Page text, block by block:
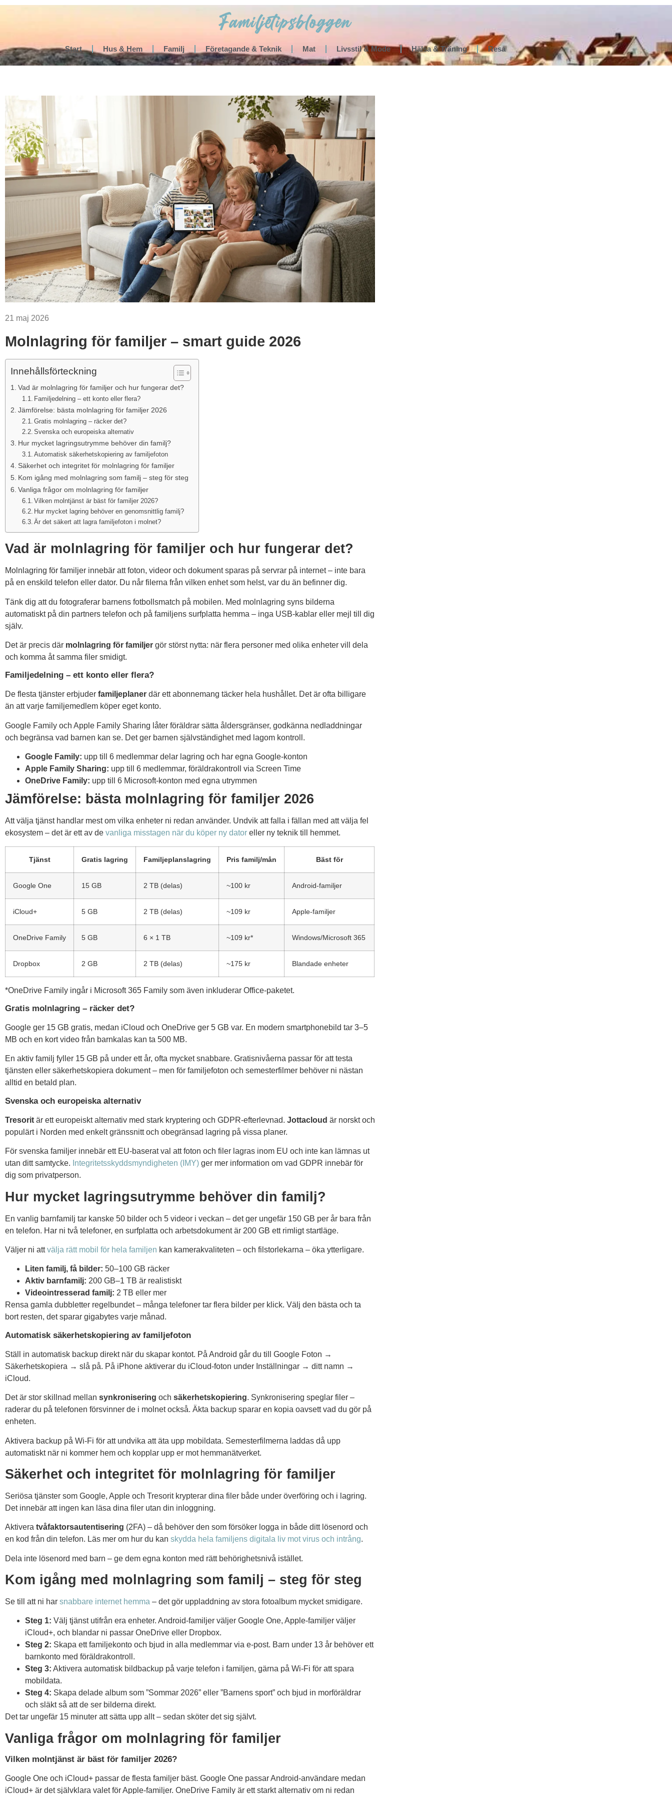
Start Hus & Hem Familj Företagande & Teknik Mat Livsstil & Mode Hälsa & Träning Resa
21 maj 2026
Molnlagring för familjer – smart guide 2026
Innehållsförteckning
Vad är molnlagring för familjer och hur fungerar det?
Familjedelning – ett konto eller flera?
Jämförelse: bästa molnlagring för familjer 2026
Gratis molnlagring – räcker det?
Svenska och europeiska alternativ
Hur mycket lagringsutrymme behöver din familj?
Automatisk säkerhetskopiering av familjefoton
Säkerhet och integritet för molnlagring för familjer
Kom igång med molnlagring som familj – steg för steg
Vanliga frågor om molnlagring för familjer
Vilken molntjänst är bäst för familjer 2026?
Hur mycket lagring behöver en genomsnittlig familj?
Är det säkert att lagra familjefoton i molnet?
Vad är molnlagring för familjer och hur fungerar det?
Molnlagring för familjer innebär att foton, videor och dokument sparas på servrar på internet – inte bara
på en enskild telefon eller dator. Du når filerna från vilken enhet som helst, var du än befinner dig.
Tänk dig att du fotograferar barnens fotbollsmatch på mobilen. Med molnlagring syns bilderna
automatiskt på din partners telefon och på familjens surfplatta hemma – inga USB-kablar eller mejl till dig
själv.
Det är precis där molnlagring för familjer gör störst nytta: när flera personer med olika enheter vill dela
och komma åt samma filer smidigt.
Familjedelning – ett konto eller flera?
De flesta tjänster erbjuder familjeplaner där ett abonnemang täcker hela hushållet. Det är ofta billigare
än att varje familjemedlem köper eget konto.
Google Family och Apple Family Sharing låter föräldrar sätta åldersgränser, godkänna nedladdningar
och begränsa vad barnen kan se. Det ger barnen självständighet med lagom kontroll.
Google Family: upp till 6 medlemmar delar lagring och har egna Google-konton
Apple Family Sharing: upp till 6 medlemmar, föräldrakontroll via Screen Time
OneDrive Family: upp till 6 Microsoft-konton med egna utrymmen
Jämförelse: bästa molnlagring för familjer 2026
Att välja tjänst handlar mest om vilka enheter ni redan använder. Undvik att falla i fällan med att välja fel
ekosystem – det är ett av de vanliga misstagen när du köper ny dator eller ny teknik till hemmet.
Tjänst Gratis lagring Familjeplanslagring Pris familj/mån Bäst för
Google One 15 GB 2 TB (delas) ~100 kr Android-familjer
iCloud+ 5 GB 2 TB (delas) ~109 kr Apple-familjer
OneDrive Family 5 GB 6 × 1 TB ~109 kr* Windows/Microsoft 365
Dropbox 2 GB 2 TB (delas) ~175 kr Blandade enheter
*OneDrive Family ingår i Microsoft 365 Family som även inkluderar Office-paketet.
Gratis molnlagring – räcker det?
Google ger 15 GB gratis, medan iCloud och OneDrive ger 5 GB var. En modern smartphonebild tar 3–5
MB och en kort video från barnkalas kan ta 500 MB.
En aktiv familj fyller 15 GB på under ett år, ofta mycket snabbare. Gratisnivåerna passar för att testa
tjänsten eller säkerhetskopiera dokument – men för familjefoton och semesterfilmer behöver ni nästan
alltid en betald plan.
Svenska och europeiska alternativ
Tresorit är ett europeiskt alternativ med stark kryptering och GDPR-efterlevnad. Jottacloud är norskt och
populärt i Norden med enkelt gränssnitt och obegränsad lagring på vissa planer.
För svenska familjer innebär ett EU-baserat val att foton och filer lagras inom EU och inte kan lämnas ut
utan ditt samtycke. Integritetsskyddsmyndigheten (IMY) ger mer information om vad GDPR innebär för
dig som privatperson.
Hur mycket lagringsutrymme behöver din familj?
En vanlig barnfamilj tar kanske 50 bilder och 5 videor i veckan – det ger ungefär 150 GB per år bara från
en telefon. Har ni två telefoner, en surfplatta och arbetsdokument är 200 GB ett rimligt startläge.
Väljer ni attvälja rätt mobil för hela familjen kan kamerakvaliteten – och filstorlekarna – öka ytterligare.
Liten familj, få bilder: 50–100 GB räcker
Aktiv barnfamilj: 200 GB–1 TB är realistiskt
Videointresserad familj: 2 TB eller mer
Rensa gamla dubbletter regelbundet – många telefoner tar flera bilder per klick. Välj den bästa och ta
bort resten, det sparar gigabytes varje månad.
Automatisk säkerhetskopiering av familjefoton
Ställ in automatisk backup direkt när du skapar kontot. På Android går du till Google Foton →
Säkerhetskopiera → slå på. På iPhone aktiverar du iCloud-foton under Inställningar → ditt namn →
iCloud.
Det är stor skillnad mellan synkronisering och säkerhetskopiering. Synkronisering speglar filer –
raderar du på telefonen försvinner de i molnet också. Äkta backup sparar en kopia oavsett vad du gör på
enheten.
Aktivera backup på Wi-Fi för att undvika att äta upp mobildata. Semesterfilmerna laddas då upp
automatiskt när ni kommer hem och kopplar upp er mot hemmanätverket.
Säkerhet och integritet för molnlagring för familjer
Seriösa tjänster som Google, Apple och Tresorit krypterar dina filer både under överföring och i lagring.
Det innebär att ingen kan läsa dina filer utan din inloggning.
Aktivera tvåfaktorsautentisering (2FA) – då behöver den som försöker logga in både ditt lösenord och
en kod från din telefon. Läs mer om hur du kan skydda hela familjens digitala liv mot virus och intrång.
Dela inte lösenord med barn – ge dem egna konton med rätt behörighetsnivå istället.
Kom igång med molnlagring som familj – steg för steg
Se till att ni har snabbare internet hemma – det gör uppladdning av stora fotoalbum mycket smidigare.
Steg 1: Välj tjänst utifrån era enheter. Android-familjer väljer Google One, Apple-familjer väljer
iCloud+, och blandar ni passar OneDrive eller Dropbox.
Steg 2: Skapa ett familjekonto och bjud in alla medlemmar via e-post. Barn under 13 år behöver ett
barnkonto med föräldrakontroll.
Steg 3: Aktivera automatisk bildbackup på varje telefon i familjen, gärna på Wi-Fi för att spara
mobildata.
Steg 4: Skapa delade album som ”Sommar 2026” eller ”Barnens sport” och bjud in morföräldrar
och släkt så att de ser bilderna direkt.
Det tar ungefär 15 minuter att sätta upp allt – sedan sköter det sig självt.
Vanliga frågor om molnlagring för familjer
Vilken molntjänst är bäst för familjer 2026?
Google One och iCloud+ passar de flesta familjer bäst. Google One passar Android-användare medan
iCloud+ är det självklara valet för Apple-familjer. OneDrive Family är ett starkt alternativ om ni redan